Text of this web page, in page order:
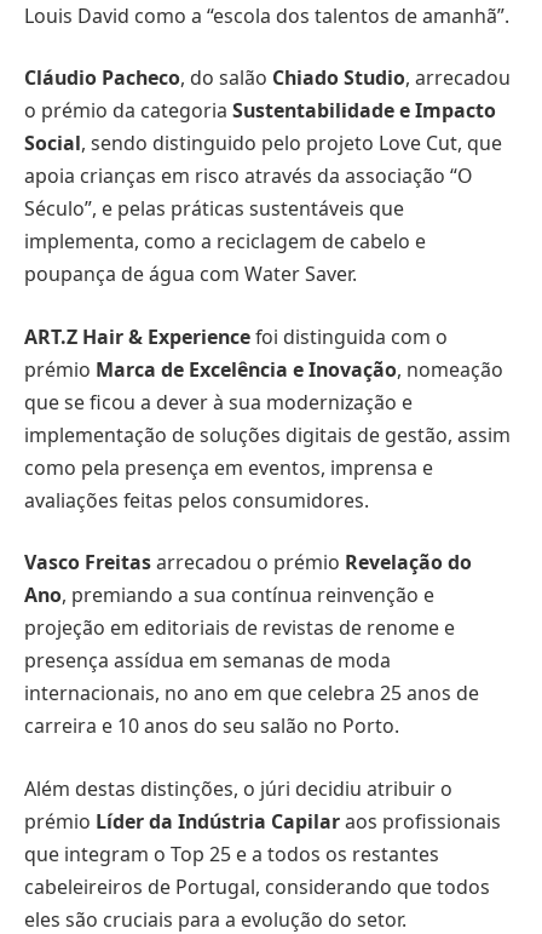
Louis David como a “escola dos talentos de amanhã”.
Cláudio Pacheco, do salão Chiado Studio, arrecadou
o prémio da categoria Sustentabilidade e Impacto
Social, sendo distinguido pelo projeto Love Cut, que
apoia crianças em risco através da associação “O
Século”, e pelas práticas sustentáveis que
implementa, como a reciclagem de cabelo e
poupança de água com Water Saver.
ART.Z Hair & Experiencefoi distinguida com o
prémio Marca de Excelência e Inovação, nomeação
que se ficou a dever à sua modernização e
implementação de soluções digitais de gestão, assim
como pela presença em eventos, imprensa e
avaliações feitas pelos consumidores.
Vasco Freitasarrecadou o prémio Revelação do
Ano, premiando a sua contínua reinvenção e
projeção em editoriais de revistas de renome e
presença assídua em semanas de moda
internacionais, no ano em que celebra 25 anos de
carreira e 10 anos do seu salão no Porto.
Além destas distinções, o júri decidiu atribuir o
prémio Líder da Indústria Capilaraos profissionais
que integram o Top 25 e a todos os restantes
cabeleireiros de Portugal, considerando que todos
eles são cruciais para a evolução do setor.